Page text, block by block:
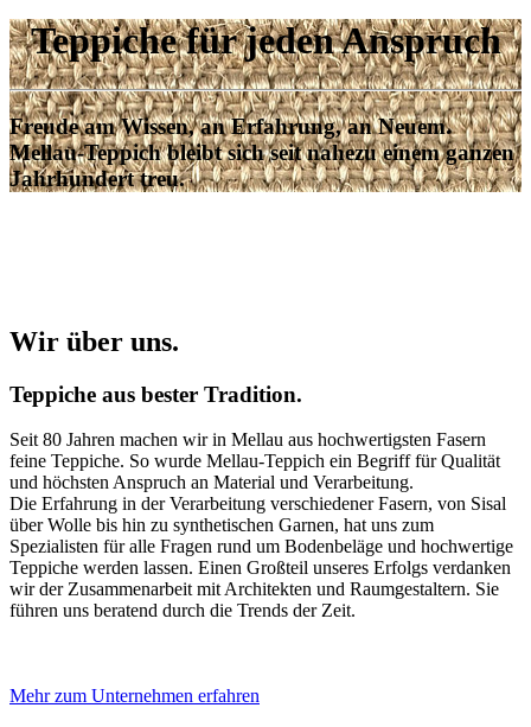
Teppiche für jeden Anspruch
Freude am Wissen, an Erfahrung, an Neuem.
Mellau-Teppich bleibt sich seit nahezu einem ganzen
Jahrhundert treu.
Wir über uns.
Teppiche aus bester Tradition.
Seit 80 Jahren machen wir in Mellau aus hochwertigsten Fasern
feine Teppiche. So wurde Mellau-Teppich ein Begriff für Qualität
und höchsten Anspruch an Material und Verarbeitung.
Die Erfahrung in der Verarbeitung verschiedener Fasern, von Sisal
über Wolle bis hin zu synthetischen Garnen, hat uns zum
Spezialisten für alle Fragen rund um Bodenbeläge und hochwertige
Teppiche werden lassen. Einen Großteil unseres Erfolgs verdanken
wir der Zusammenarbeit mit Architekten und Raumgestaltern. Sie
führen uns beratend durch die Trends der Zeit.
Mehr zum Unternehmen erfahren